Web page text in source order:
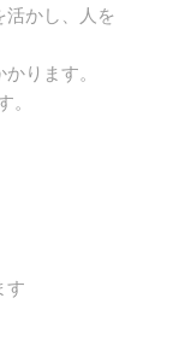
活かし、人を
ります。
す